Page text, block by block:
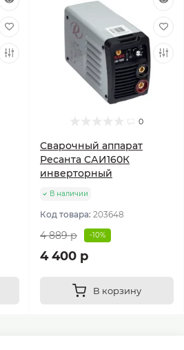
0
Сварочный аппарат
Ресанта САИ160К
инверторный
В наличии
Код товара: 203648
4 889 р -10%
4 400 р
В корзину